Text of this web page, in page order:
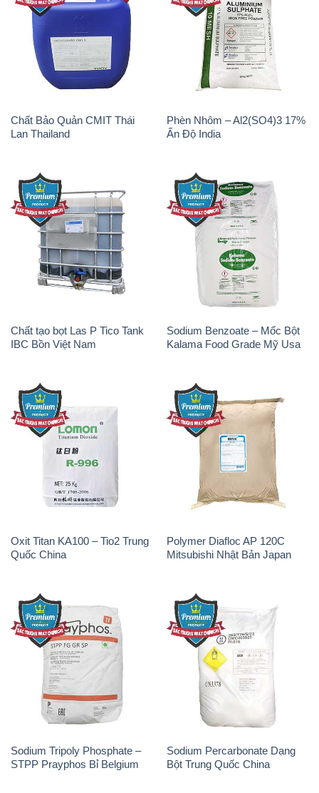
Chất Bảo Quản CMIT Thái
Lan Thailand
Phèn Nhôm – Al2(SO4)3 17%
Ấn Độ India
Chất tạo bọt Las P Tico Tank
IBC Bồn Việt Nam
Sodium Benzoate – Mốc Bột
Kalama Food Grade Mỹ Usa
Oxit Titan KA100 – Tio2 Trung
Quốc China
Polymer Diafloc AP 120C
Mitsubishi Nhật Bản Japan
Sodium Tripoly Phosphate –
STPP Prayphos Bỉ Belgium
Sodium Percarbonate Dạng
Bột Trung Quốc China